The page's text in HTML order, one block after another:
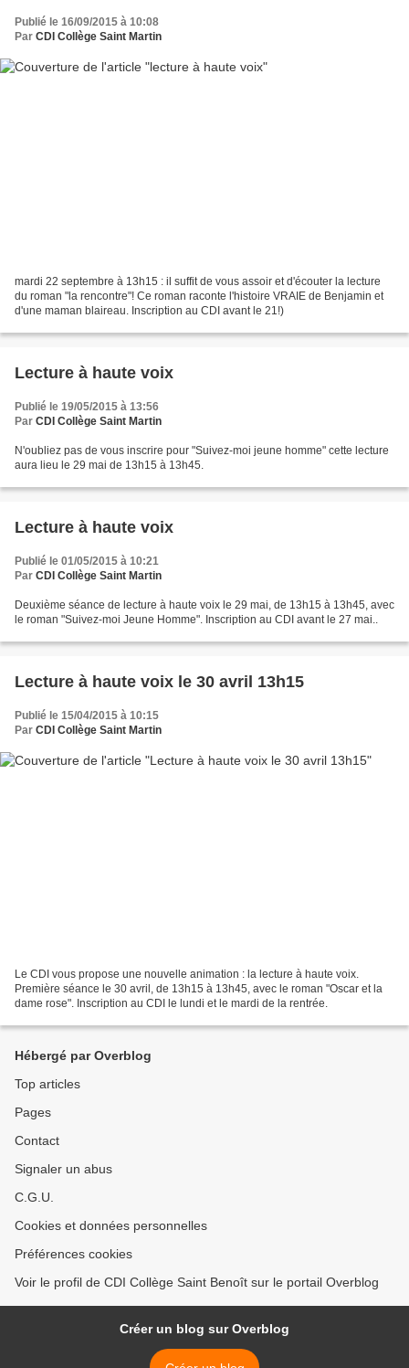
Publié le 16/09/2015 à 10:08
Par CDI Collège Saint Martin
mardi 22 septembre à 13h15 : il suffit de vous assoir et d'écouter la lecture
du roman "la rencontre"! Ce roman raconte l'histoire VRAIE de Benjamin et
d'une maman blaireau. Inscription au CDI avant le 21!)
Lecture à haute voix
Publié le 19/05/2015 à 13:56
Par CDI Collège Saint Martin
N'oubliez pas de vous inscrire pour "Suivez-moi jeune homme" cette lecture
aura lieu le 29 mai de 13h15 à 13h45.
Lecture à haute voix
Publié le 01/05/2015 à 10:21
Par CDI Collège Saint Martin
Deuxième séance de lecture à haute voix le 29 mai, de 13h15 à 13h45, avec
le roman "Suivez-moi Jeune Homme". Inscription au CDI avant le 27 mai..
Lecture à haute voix le 30 avril 13h15
Publié le 15/04/2015 à 10:15
Par CDI Collège Saint Martin
Le CDI vous propose une nouvelle animation : la lecture à haute voix.
Première séance le 30 avril, de 13h15 à 13h45, avec le roman "Oscar et la
dame rose". Inscription au CDI le lundi et le mardi de la rentrée.
Hébergé par Overblog
Top articles
Pages
Contact
Signaler un abus
C.G.U.
Cookies et données personnelles
Préférences cookies
Voir le profil de CDI Collège Saint Benoît sur le portail Overblog
Créer un blog sur Overblog